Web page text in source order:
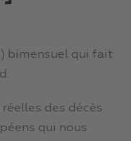
bimensuel qui fait
des décès
qui nous